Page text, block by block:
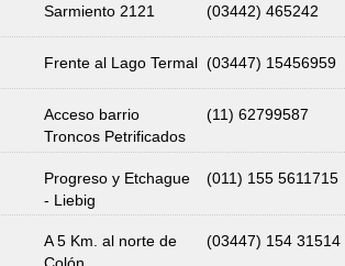
Sarmiento 2121 (03442) 465242
Frente al Lago Termal (03447) 15456959
Acceso barrio
Troncos Petrificados
(11) 62799587
Progreso y Etchague
- Liebig
(011) 155 5611715
A 5 Km. al norte de
(03447) 154 31514